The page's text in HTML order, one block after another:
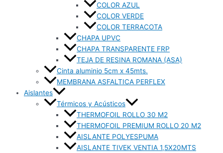
COLOR AZUL
COLOR VERDE
COLOR TERRACOTA
CHAPA UPVC
CHAPA TRANSPARENTE FRP
TEJA DE RESINA ROMANA (ASA)
Cinta aluminio 5cm x 45mts.
MEMBRANA ASFALTICA PERFLEX
Aislantes
Térmicos y Acústicos
THERMOFOIL ROLLO 30 M2
THERMOFOIL PREMIUM ROLLO 20 M2
AISLANTE POLYESPUMA
AISLANTE TIVEK VENTIA 1,5X20MTS